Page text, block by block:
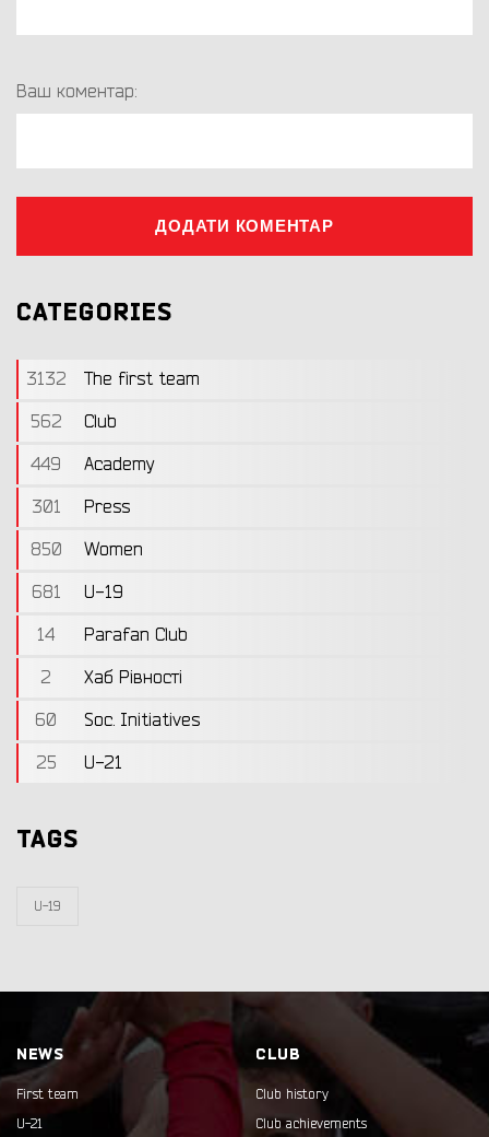
Ваш коментар:
ДОДАТИ КОМЕНТАР
CATEGORIES
3132
The first team
562
Club
449
Academy
301
Press
850
Women
681
U-19
14
Parafan Club
2
Хаб Рівності
60
Soc. Initiatives
25
U-21
TAGS
U-19
NEWS
First team
U-21
CLUB
Club history
Club achievements